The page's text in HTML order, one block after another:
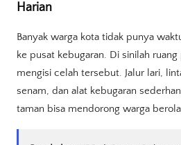
Harian
Banyak warga kota tidak punya
ke pusat kebugaran. Di sinilah
mengisi celah tersebut. Jalur lari,
senam, dan alat kebugaran
taman bisa mendorong warga